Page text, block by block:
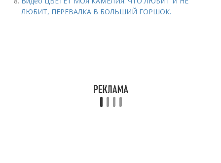
ЛЮБИТ, ПЕРЕВАЛКА В БОЛЬШИЙ ГОРШОК.